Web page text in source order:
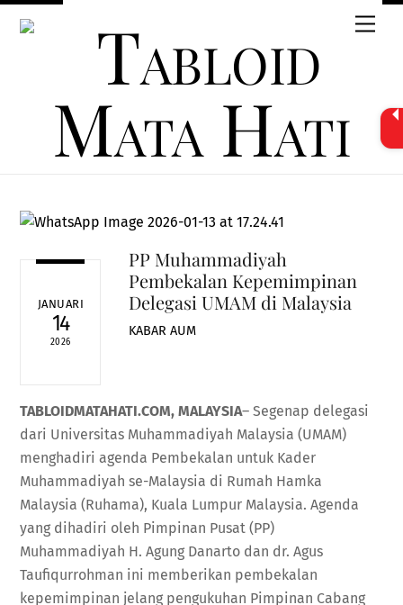
Skip
JANUARI
14
2026
PP Muhammadiyah
Pembekalan Kepemimpinan
Delegasi UMAM di Malaysia
KABAR AUM
TABLOIDMATAHATI.COM, MALAYSIA– Segenap delegasi
dari Universitas Muhammadiyah Malaysia (UMAM)
menghadiri agenda Pembekalan untuk Kader
Muhammadiyah se-Malaysia di Rumah Hamka
Malaysia (Ruhama), Kuala Lumpur Malaysia. Agenda
yang dihadiri oleh Pimpinan Pusat (PP)
Muhammadiyah H. Agung Danarto dan dr. Agus
Taufiqurrohman ini memberikan pembekalan
kepemimpinan jelang pengukuhan Pimpinan Cabang